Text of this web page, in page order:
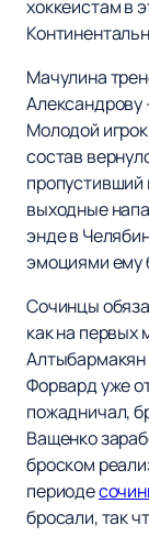
хоккеистам в
Мачулина
Александрову
Молодой
состав
выходные
энде в
эмоциями ему
Сочинцы
как на первых
Алтыбармакян
Форвард уже
пожадничал,
Ващенко
броском
периоде
бросали, так